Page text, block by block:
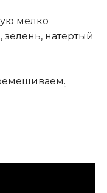
мелко
натертый
.